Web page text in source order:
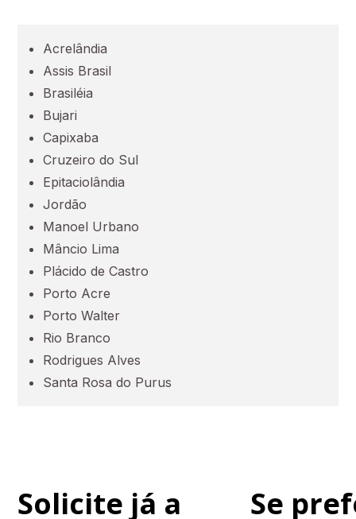
Mato Grosso (MT)
Minas Gerais (MG)
Paraná (PR)
Acrelândia
Assis Brasil
Brasiléia
Bujari
Capixaba
Cruzeiro do Sul
Epitaciolândia
Jordão
Manoel Urbano
Mâncio Lima
Plácido de Castro
Porto Acre
Porto Walter
Rio Branco
Rodrigues Alves
Santa Rosa do Purus
Solicite já a Se